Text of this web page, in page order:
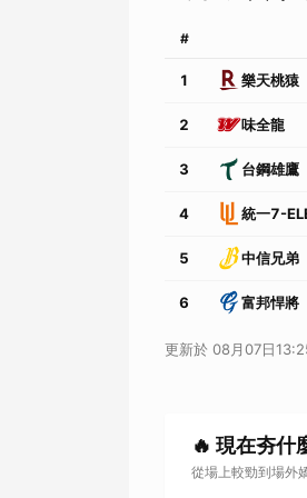
#
1 樂天桃猿
2 味全龍
3 台鋼雄鷹
4 統一7-
5 中信兄弟
6 富邦悍將
更新於 08月07日
🔥 現在夯什
從場上較勁到場外